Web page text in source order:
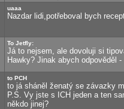
uaaa
Nazdar lidi,potřeboval bych
To Jetfly:
Já to nejsem, ale dovoluji si
Hawky? Jinak abych odpověděl
to PCH
to já sháněl ženatý se závazky
P.S. Vy jste s ICH jeden a ten
někdo jinej?